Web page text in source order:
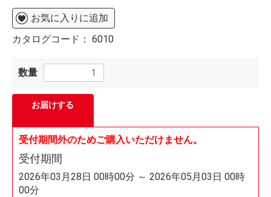
お気に入りに追加
カタログコード： 6010
数量
お届けする
受付期間外のためご購入いただけません。
受付期間
2026年03月28日 00時00分 ～ 2026年05月03日 00時
00分